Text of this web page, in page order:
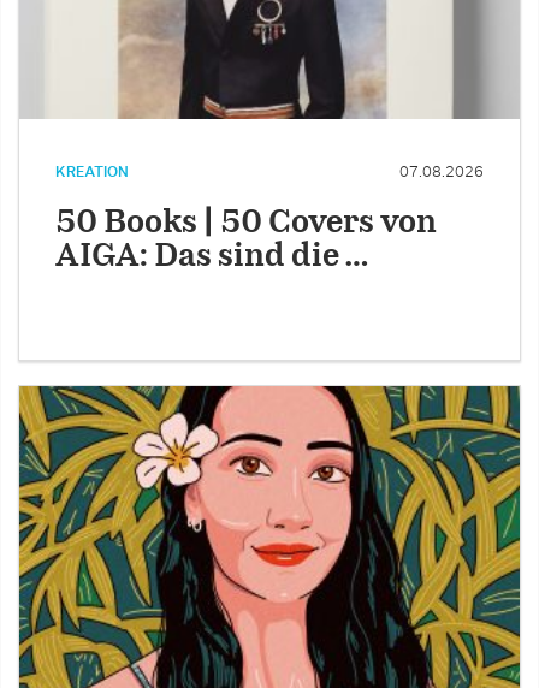
KREATION 07.08.2026
50 Books | 50 Covers von
AIGA: Das sind die …